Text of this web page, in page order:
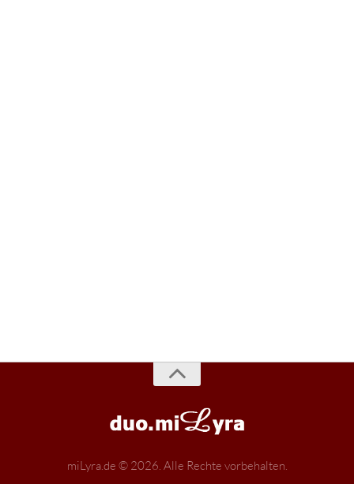
miLyra.de © 2026. Alle Rechte vorbehalten.